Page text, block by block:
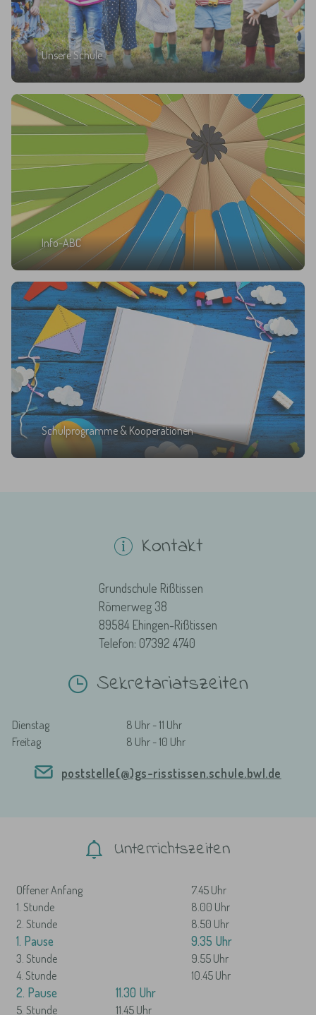
Unsere Schule
Info-ABC
Schulprogramme & Kooperationen
Kontakt
Grundschule Rißtissen
Römerweg 38
89584 Ehingen-Rißtissen
Telefon: 07392 4740
Sekretariatszeiten
Dienstag
8 Uhr - 11 Uhr
Freitag
8 Uhr - 10 Uhr
poststelle(@)gs-risstissen.schule.bwl.de
Unterrichtszeiten
Offener Anfang
7.45 Uhr
1. Stunde
8.00 Uhr
2. Stunde
8.50 Uhr
1. Pause 9.35 Uhr
3. Stunde
9.55 Uhr
4. Stunde
10.45 Uhr
2. Pause 11.30 Uhr
5. Stunde 11.45 Uhr